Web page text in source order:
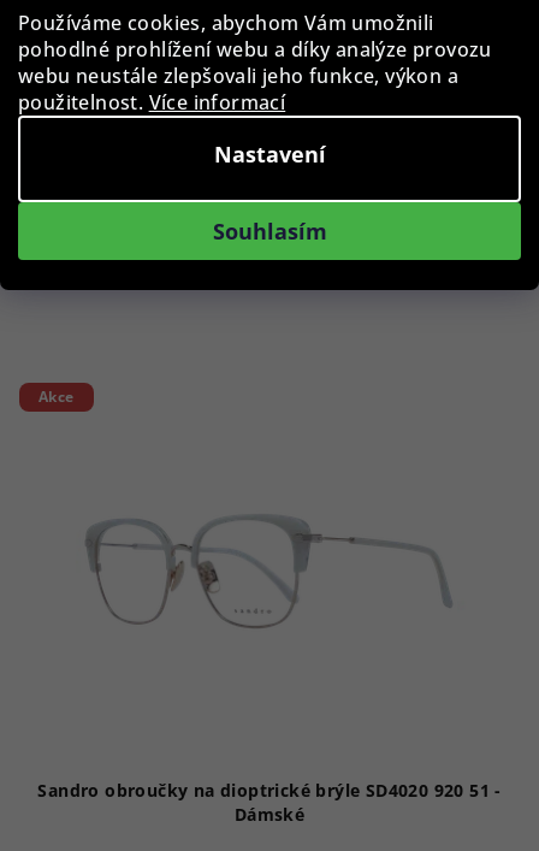
Používáme cookies, abychom Vám umožnili
pohodlné prohlížení webu a díky analýze provozu
webu neustále zlepšovali jeho funkce, výkon a
použitelnost. Více informací
Nastavení
Souhlasím
39 Kč
Skladem
Do košíku
Podobné produkty
Akce
Sandro obroučky na dioptrické brýle SD4020 920 51 -
Dámské